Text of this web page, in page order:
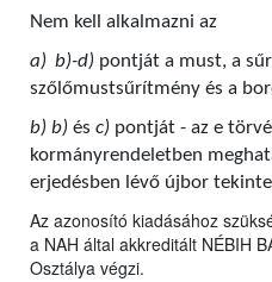
Nem kell alkalmazni az
a) b)-d) pontját a must, a
szőlőmustsűrítmény és a
b) b) és c) pontját - az e
kormányrendeletben
erjedésben lévő újbor
Az azonosító kiadásához
a NAH által akkreditált NÉBIH
Osztálya végzi.